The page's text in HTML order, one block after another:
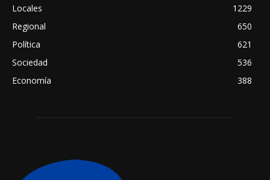
Locales
1229
Regional
650
Política
621
Sociedad
536
Economía
388